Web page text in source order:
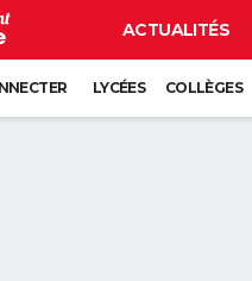
ACTUALITÉS
LYCÉES COLLÈGES